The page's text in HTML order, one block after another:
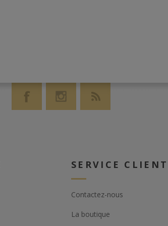
SERVICE CLIENT
Contactez-nous
La boutique